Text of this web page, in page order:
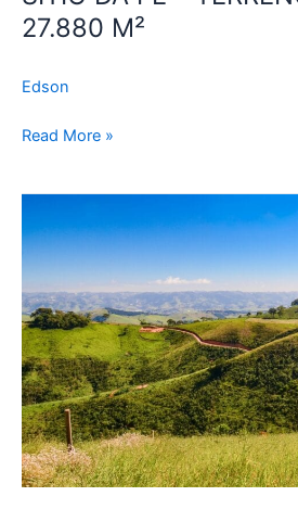
27.880 M²
Edson
Read More »
PAU-
BRASIL
–
20.300
M²
NA
SERRA
DA
MANTIQUEIRA